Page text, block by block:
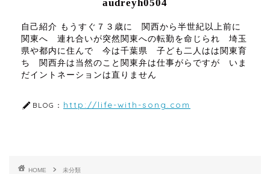
audreyh0504
自己紹介 もうすぐ７３歳に 関西から半世紀以上前に
関東へ 連れ合いが突然関東への転勤を命じられ 埼玉
県や都内に住んで 今は千葉県 子ども二人はは関東育
ち 関西弁は当然のこと関東弁は仕事がらですが いま
だイントネーションは直りません
BLOG： http://life-with-song.com
HOME
未分類